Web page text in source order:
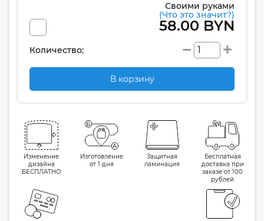
Своими руками
(Что это значит?)
58.00 BYN
Количество:
В корзину
Изменение
дизайна
БЕСПЛАТНО
Изготовление
от 1 дня
Защитная
ламинация
Бесплатная
доставка при
заказе от 100
рублей